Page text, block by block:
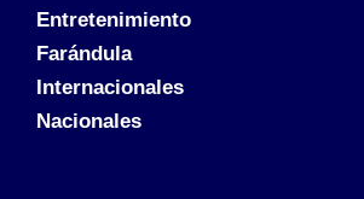
Entretenimiento
Farándula
Internacionales
Nacionales